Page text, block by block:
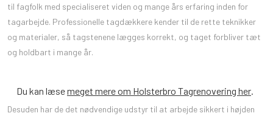
til fagfolk med specialiseret viden og mange års erfaring inden for
tagarbejde. Professionelle tagdækkere kender til de rette teknikker
og materialer, så tagstenene lægges korrekt, og taget forbliver tæt
og holdbart i mange år.
Du kan læsemeget mere om Holsterbro Tagrenovering her.
Desuden har de det nødvendige udstyr til at arbejde sikkert i højden